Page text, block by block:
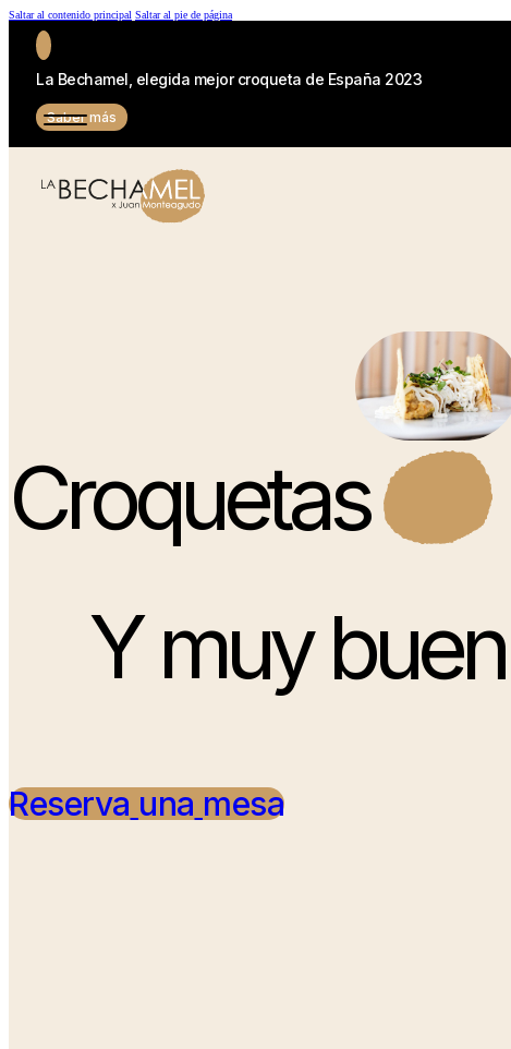
Saltar al contenido principal Saltar al pie de página
La Bechamel, elegida mejor croqueta de España 2023
Croquetas
Y muy buen
Reserva una mesa